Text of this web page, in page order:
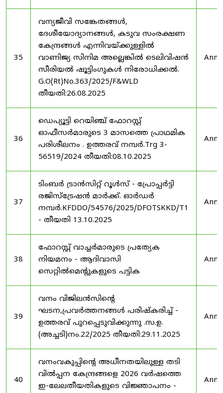
35
വന്യജീവി സങ്കേതങ്ങൾ,
ദേശീയോദ്യാനങ്ങൾ, കടുവ സംരക്ഷണ
കേന്ദ്രങ്ങൾ എന്നിവയ്ക്കുള്ളിൽ
വാണിജ്യ സിനിമ അല്ലെങ്കിൽ ടെലിവിഷൻ
സീരിയൽ ഷൂട്ടിംഗുകൾ നിരോധിക്കൽ.
G.O(Rt)No.363/2025/F&WLD
തീയതി:26.08.2025
36
ഡെപ്യൂട്ടി റെയിഞ്ച് ഫോറസ്റ്റ്
ഓഫീസർമാരുടെ 3 മാസത്തെ പ്രാഥമിക
പരിശീലനം . ഉത്തരവ് നമ്പർ.Trg 3-
56519/2024 തീയതി:08.10.2025
37
ടിംബർ ട്രാൻസിറ്റ് റൂൾസ് - പ്രോപ്പർട്ടി
രജിസ്ട്രേഷൻ മാർക്ക്. ഓർഡർ
നമ്പർ.KFDDO/54576/2025/DFOTSKKD/T1
- തീയതി 13.10.2025
38
ഫോറസ്റ്റ് വാച്ചർമാരുടെ പ്രത്യേക
നിയമനം - ആദിവാസി
സെറ്റിൽമെന്റുകളുടെ പട്ടിക
39
വനം വിജിലൻസിന്റെ
ഘടന,പ്രവർത്തനങ്ങൾ പരിഷ്കരിച്ച് -
ഉത്തരവ് പുറപ്പെടുവിക്കുന്നു .സ.ഉ.
(അച്ചടി)നം.22/2025 തീയതി:29.11.2025
40
വനംവകുപ്പിന്റെ അധീനതയിലുള്ള തടി
വിൽപ്പന കേന്ദ്രങ്ങളെ 2026 വർഷത്തെ
ഇ-ലേലതീയതികളുടെ വിജ്ഞാപനം -